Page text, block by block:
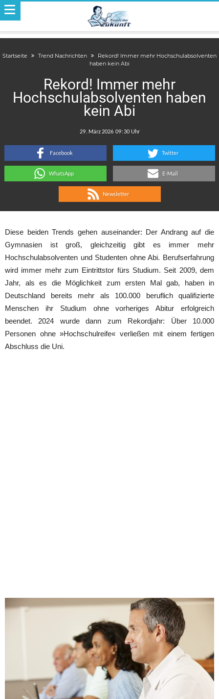
Startseite Trend Nachrichten
Rekord! Immer mehr Hochschulabsolventen
haben kein Abi
Rekord! Immer mehr
Hochschulabsolventen haben
kein Abi
:
Facebook Twitter
WhatsApp E-Mail
Newsletter
Diese beiden Trends gehen auseinander: Der Andrang auf die
Gymnasien ist groß, gleichzeitig gibt es immer mehr
Hochschulabsolventen und Studenten ohne Abi. Berufserfahrung
wird immer mehr zum Eintrittstor fürs Studium. Seit 2009, dem
Jahr, als es die Möglichkeit zum ersten Mal gab, haben in
Deutschland bereits mehr als 100.000 beruflich qualifizierte
Menschen ihr Studium ohne vorheriges Abitur erfolgreich
beendet. 2024 wurde dann zum Rekordjahr: Über 10.000
Personen ohne »Hochschulreife« verließen mit einem fertigen
Abschluss die Uni.